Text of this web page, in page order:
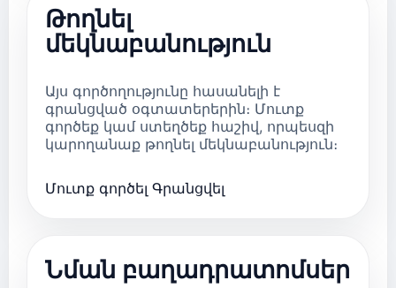
Թողնել
մեկնաբանություն
Այս գործողությունը հասանելի է
գրանցված օգտատերերին։ Մուտք
գործեք կամ ստեղծեք հաշիվ, որպեսզի
կարողանաք թողնել մեկնաբանություն։
Մուտք գործել Գրանցվել
Նման բաղադրատոմսեր